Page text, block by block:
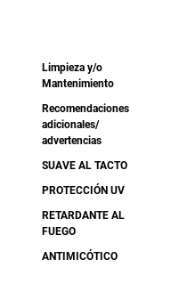
Limpieza y/o
Mantenimiento
Recomendaciones
adicionales/
advertencias
SUAVE AL TACTO
PROTECCIÓN UV
RETARDANTE AL
FUEGO
ANTIMICÓTICO